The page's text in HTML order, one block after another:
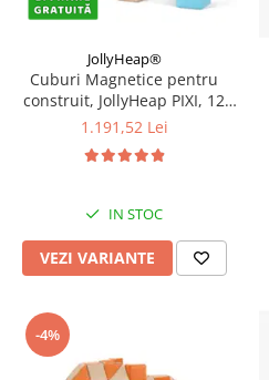
JollyHeap®
Cuburi Magnetice pentru
construit, JollyHeap PIXI, 12
cuburi, Diverse Culori
1.191,52 Lei
IN STOC
VEZI VARIANTE
-4%